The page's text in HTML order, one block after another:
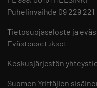
Puhelinvaihde 09 229 221
Tietosuojaseloste ja
Evästeasetukset
Keskusjärjestön
Suomen Yrittäjien